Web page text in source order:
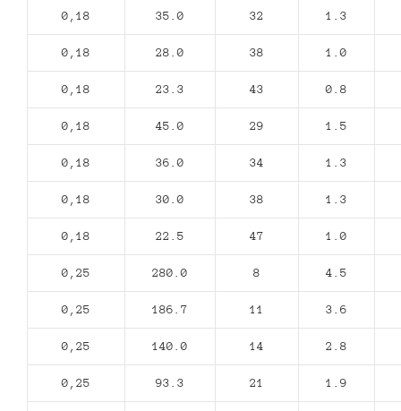
0,18 35.0 32 1.3
0,18 28.0 38 1.0
0,18 23.3 43 0.8
0,18 45.0 29 1.5
0,18 36.0 34 1.3
0,18 30.0 38 1.3
0,18 22.5 47 1.0
0,25 280.0 8 4.5
0,25 186.7 11 3.6
0,25 140.0 14 2.8
0,25 93.3 21 1.9